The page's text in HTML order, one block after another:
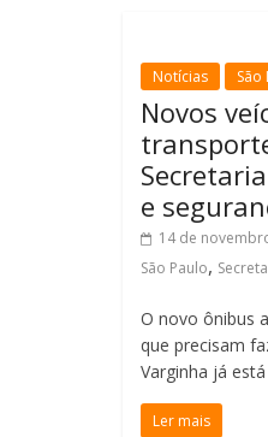
Notícias São
Novos
e
14 de
São Paulo,
O novo ônibus
que precisam
Varginha já
Ler mais